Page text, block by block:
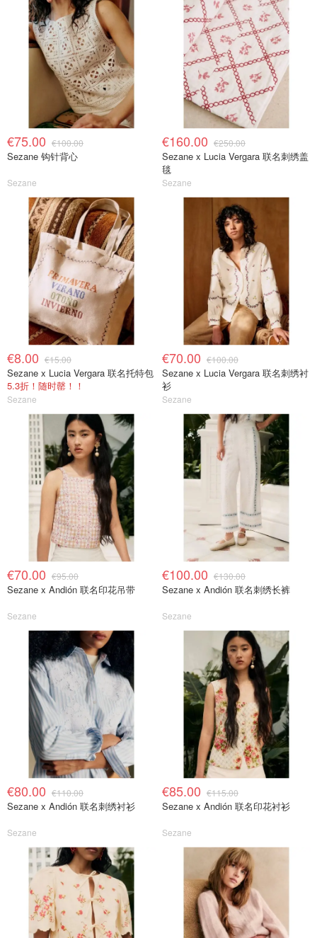
€75.00 €100.00
Sezane 钩针背心
Sezane
€160.00 €250.00
Sezane x Lucia Vergara 联名刺绣盖
毯
Sezane
€8.00 €15.00
Sezane x Lucia Vergara 联名托特包
5.3折！随时罄！！
Sezane
€70.00 €100.00
Sezane x Lucia Vergara 联名刺绣衬
衫
Sezane
€70.00 €95.00
Sezane x Andión 联名印花吊带
Sezane
€100.00 €130.00
Sezane x Andión 联名刺绣长裤
Sezane
€80.00 €110.00
Sezane x Andión 联名刺绣衬衫
Sezane
€85.00 €115.00
Sezane x Andión 联名印花衬衫
Sezane